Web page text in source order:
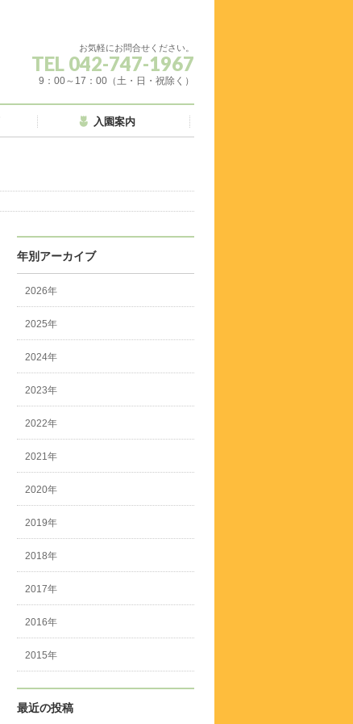
お気軽にお問合せください。
TEL 042-747-1967
9：00～17：00（土・日・祝除く）
入園案内
年別アーカイブ
2026年
2025年
2024年
2023年
2022年
2021年
2020年
2019年
2018年
2017年
2016年
2015年
最近の投稿